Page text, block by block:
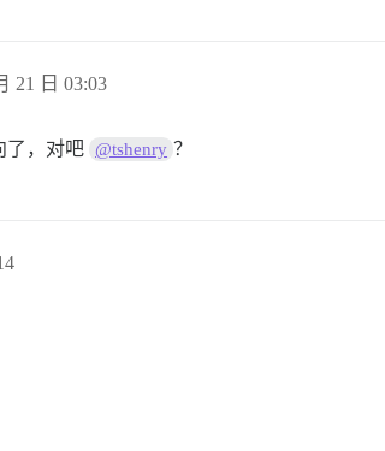
21 日 03:03
了，对吧 @tshenry ？